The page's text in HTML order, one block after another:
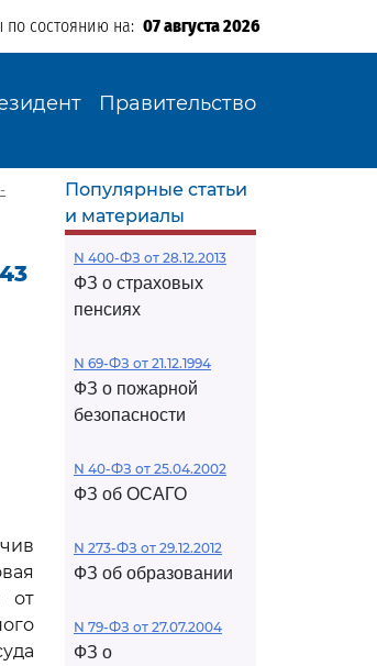
по состоянию на: 07 августа 2026
Правительство
от
Популярные статьи
и материалы
N 400-ФЗ от 28.12.2013
ФЗ о страховых
пенсиях
N 69-ФЗ от 21.12.1994
ФЗ о пожарной
безопасности
N 40-ФЗ от 25.04.2002
ФЗ об ОСАГО
N 273-ФЗ от 29.12.2012
ФЗ об образовании
N 79-ФЗ от 27.07.2004
ФЗ о